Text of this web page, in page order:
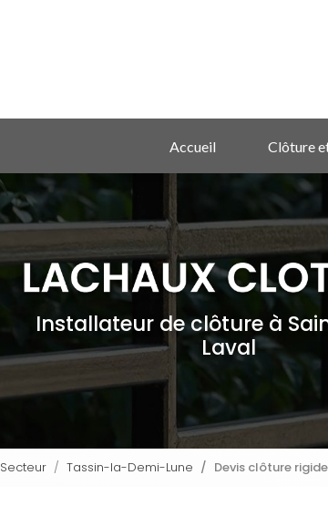
Accueil
Clôture
Installateur de clôture à
Laval
Secteur Tassin-la-Demi-Lune Devis clôture